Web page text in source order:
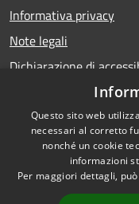
Informativa privacy
Note legali
Dichiarazione di
RSS
Accessibilità
Privacy
Questo sito web
necessari al corretto
nonché un cookie
informazioni
Per maggiori dettagli,